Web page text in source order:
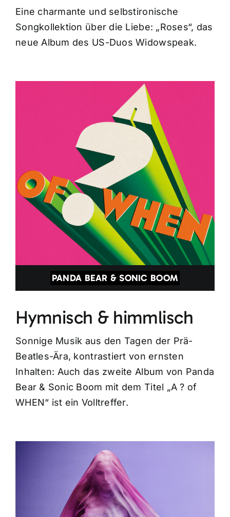
Eine charmante und selbstironische
Songkollektion über die Liebe: „Roses“, das
neue Album des US-Duos Widowspeak.
PANDA BEAR & SONIC BOOM
Hymnisch & himmlisch
Sonnige Musik aus den Tagen der Prä-
Beatles-Ära, kontrastiert von ernsten
Inhalten: Auch das zweite Album von Panda
Bear & Sonic Boom mit dem Titel „A ? of
WHEN“ ist ein Volltreffer.